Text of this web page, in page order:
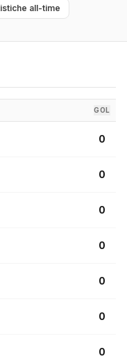
all-time
GOL
0
0
0
0
0
0
0